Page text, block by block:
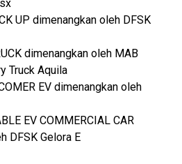
UP dimenangkan oleh DFSK
dimenangkan oleh MAB
Truck Aquila
EV dimenangkan oleh
EV COMMERCIAL CAR
DFSK Gelora E